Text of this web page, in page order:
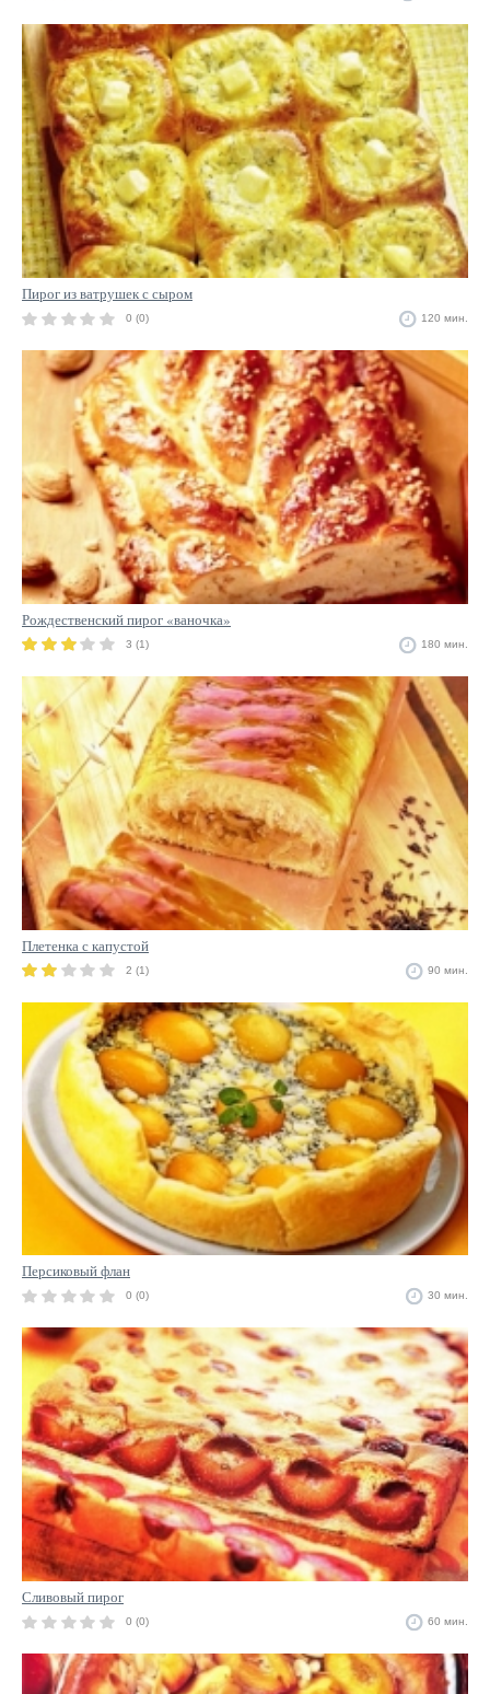
Пирог из ватрушек с сыром
0 (0) 120 мин.
Рождественский пирог «ваночка»
3 (1) 180 мин.
Плетенка с капустой
2 (1) 90 мин.
Персиковый флан
0 (0) 30 мин.
Сливовый пирог
0 (0) 60 мин.